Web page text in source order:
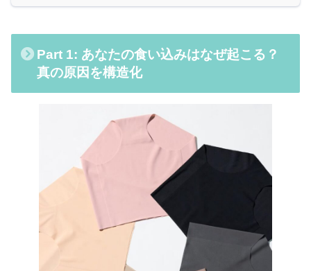
Part 1: あなたの食い込みはなぜ起こる？
真の原因を構造化